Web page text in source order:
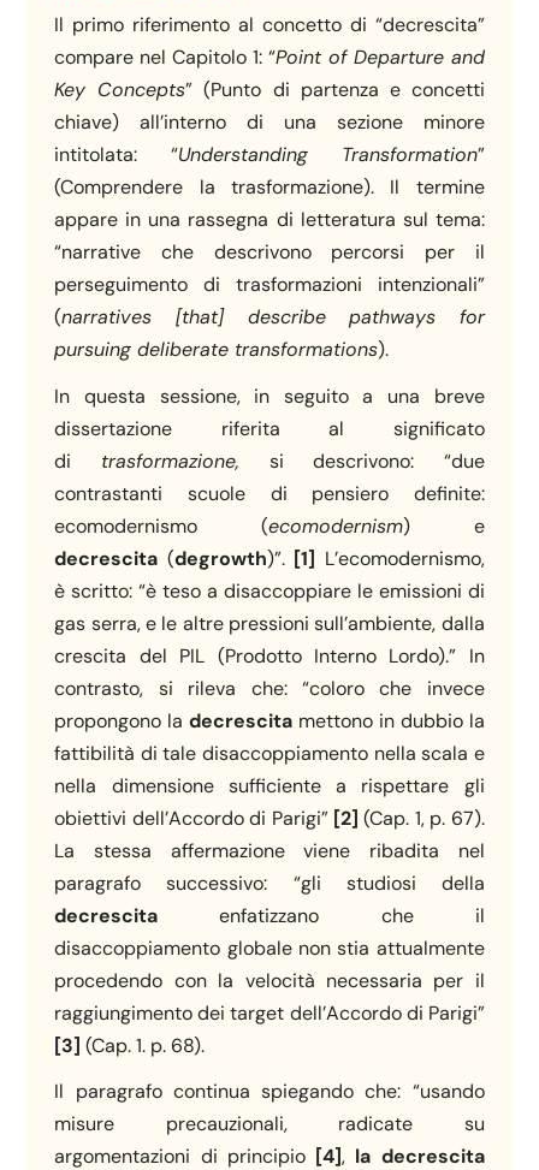
Il primo riferimento al concetto di “decrescita”
compare nel Capitolo 1: “Point of Departure and
Key Concepts” (Punto di partenza e concetti
chiave) all’interno di una sezione minore
intitolata: “Understanding Transformation”
(Comprendere la trasformazione). Il termine
appare in una rassegna di letteratura sul tema:
“narrative che descrivono percorsi per il
perseguimento di trasformazioni intenzionali”
(narratives [that] describe pathways for
pursuing deliberate transformations).
In questa sessione, in seguito a una breve
dissertazione riferita al significato
di trasformazione, si descrivono: “due
contrastanti scuole di pensiero definite:
ecomodernismo (ecomodernism) e
decrescita (degrowth)”. [1] L’ecomodernismo,
è scritto: “è teso a disaccoppiare le emissioni di
gas serra, e le altre pressioni sull’ambiente, dalla
crescita del PIL (Prodotto Interno Lordo).” In
contrasto, si rileva che: “coloro che invece
propongono ladecrescita mettono in dubbio la
fattibilità di tale disaccoppiamento nella scala e
nella dimensione sufficiente a rispettare gli
obiettivi dell’Accordo di Parigi” [2] (Cap. 1, p. 67).
La stessa affermazione viene ribadita nel
paragrafo successivo: “gli studiosi della
decrescita enfatizzano che il
disaccoppiamento globale non stia attualmente
procedendo con la velocità necessaria per il
raggiungimento dei target dell’Accordo di Parigi”
[3] (Cap. 1. p. 68).
Il paragrafo continua spiegando che: “usando
misure precauzionali, radicate su
argomentazioni di principio [4], la decrescita